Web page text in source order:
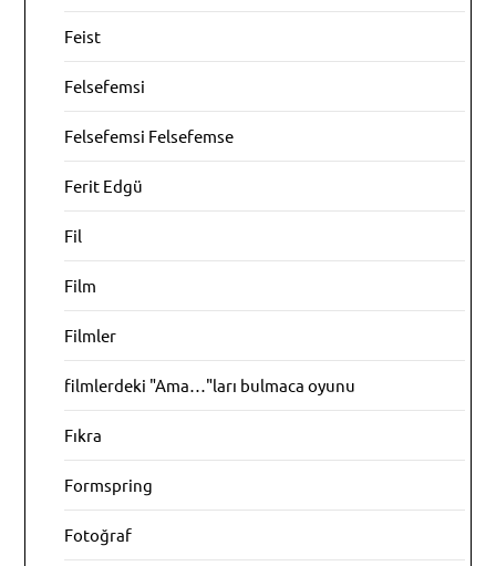
Feist
Felsefemsi
Felsefemsi Felsefemse
Ferit Edgü
Fil
Film
Filmler
filmlerdeki "Ama…"ları bulmaca oyunu
Fıkra
Formspring
Fotoğraf